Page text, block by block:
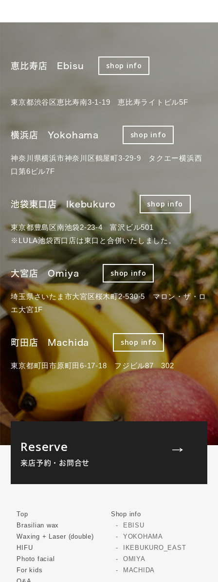
恵比寿店 Ebisu shop info
東京都渋谷区恵比寿南3-1-19 恵比寿ライトビル5F
横浜店 Yokohama shop info
神奈川県横浜市神奈川区鶴屋町3-29-9 タクエー横浜西
口第6ビル7F
池袋東口店 Ikebukuro shop info
東京都豊島区南池袋2-23-4 富沢ビル501
※LULA池袋西口店は東口と合併いたしました。
大宮店 Omiya shop info
埼玉県さいたま市大宮区桜木町2-530-5 マロン・ザ・ロ
エ大宮1F
町田店 Machida shop info
東京都町田市原町田6-17-18 フジビル87 302
Reserve
来店予約・お問合せ
Top
Brasilian wax
Waxing + Laser (double)
HIFU
Photo facial
For kids
Shop info
EBISU
YOKOHAMA
IKEBUKURO_EAST
OMIYA
MACHIDA